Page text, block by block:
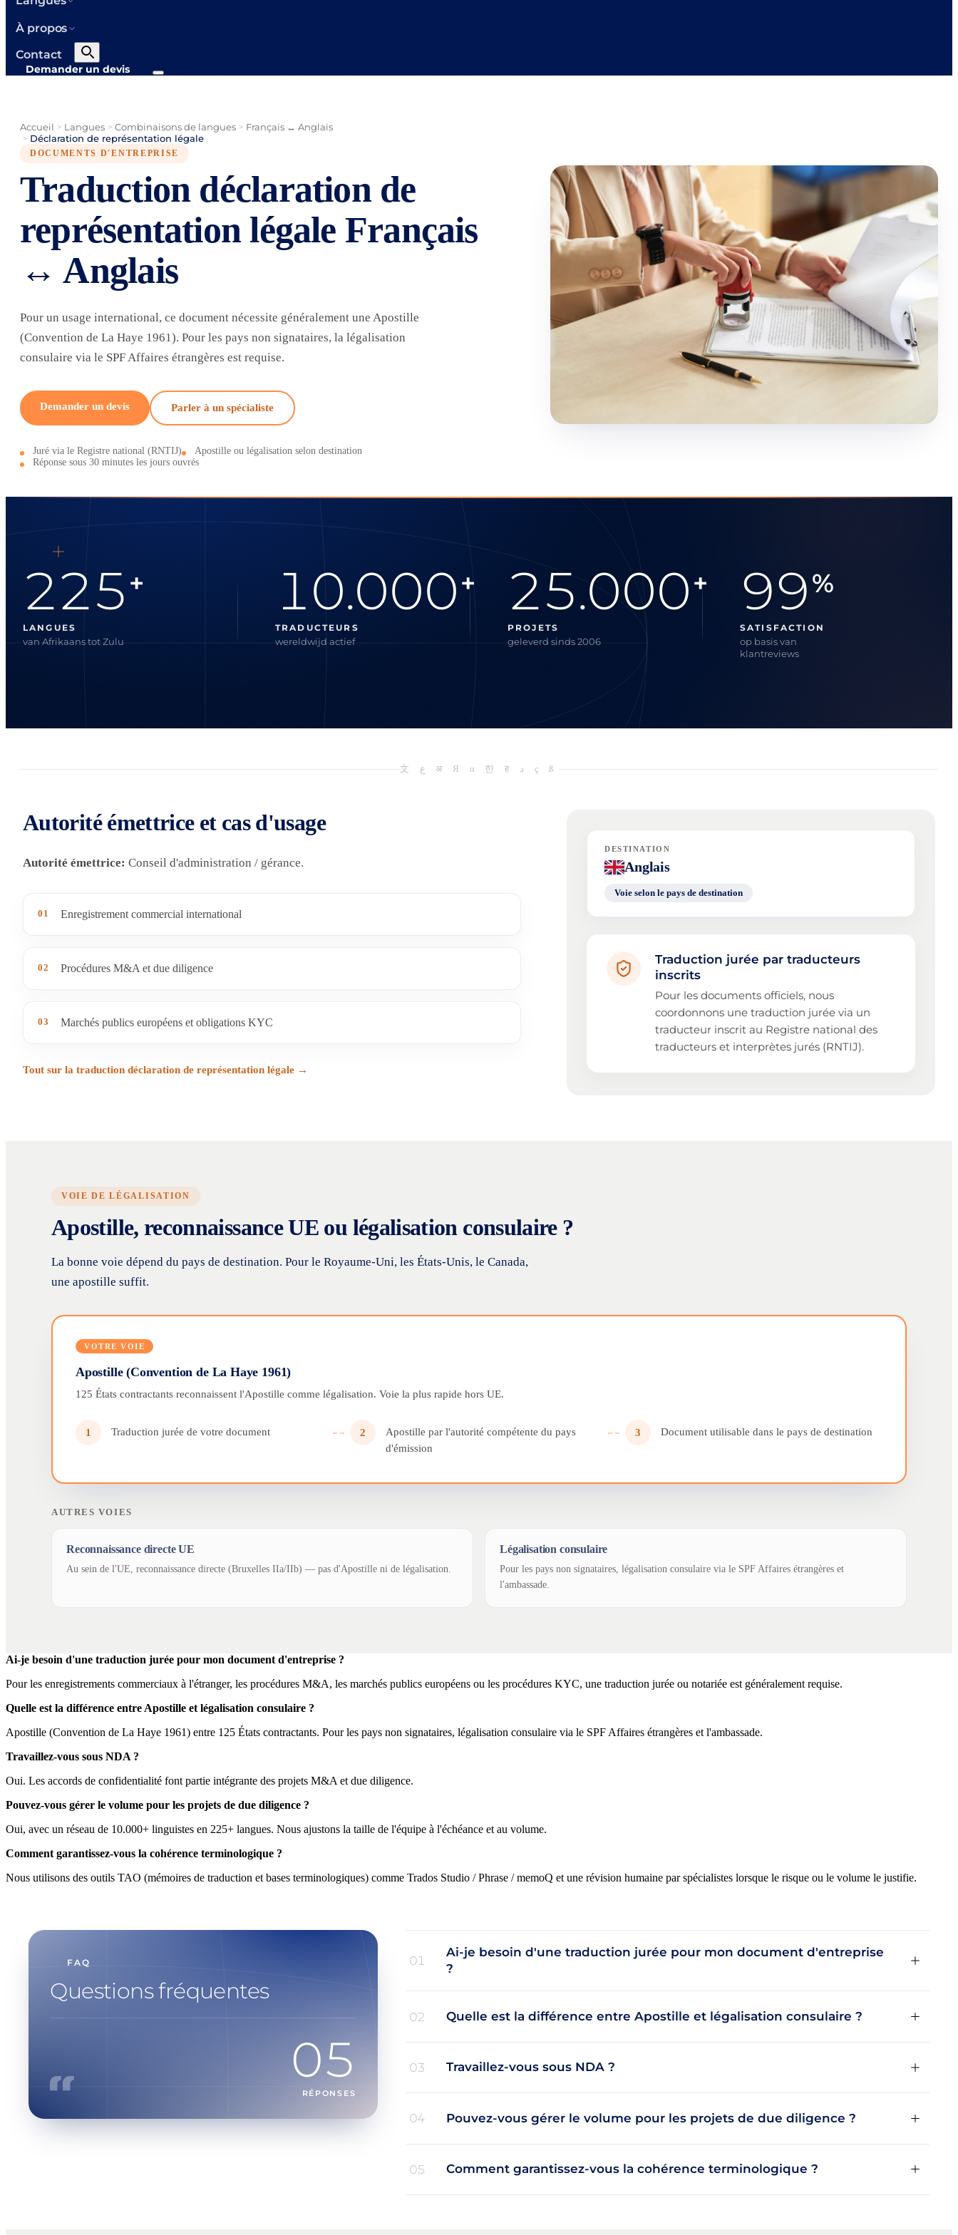
À propos
Contact
Demander un devis
Accueil > Langues > Combinaisons de langues > Français ↔ Anglais
> Déclaration de représentation légale
DOCUMENTS D'ENTREPRISE
Traduction déclaration de
représentation légale Français
↔ Anglais
Pour un usage international, ce document nécessite généralement une Apostille
(Convention de La Haye 1961). Pour les pays non signataires, la légalisation
consulaire via le SPF Affaires étrangères est requise.
Demander un devis Parler à un spécialiste
Juré via le Registre national (RNTIJ)
Apostille ou légalisation selon destination
Réponse sous 30 minutes les jours ouvrés
225 +
LANGUES
van Afrikaans tot Zulu
10.000+
TRADUCTEURS
wereldwijd actief
25.000+
PROJETS
geleverd sinds 2006
99%
SATISFACTION
op basis van
klantreviews
文 ع अ Я α 한 ह د ç ß
Autorité émettrice et cas d'usage
Autorité émettrice: Conseil d'administration / gérance.
01 Enregistrement commercial international
02 Procédures M&A et due diligence
03 Marchés publics européens et obligations KYC
Tout sur la traduction déclaration de représentation légale →
DESTINATION
Anglais
Voie selon le pays de destination
Traduction jurée par traducteurs
inscrits
Pour les documents officiels, nous
coordonnons une traduction jurée via un
traducteur inscrit au Registre national des
traducteurs et interprètes jurés (RNTIJ).
VOIE DE LÉGALISATION
Apostille, reconnaissance UE ou légalisation consulaire ?
La bonne voie dépend du pays de destination. Pour le Royaume-Uni, les États-Unis, le Canada,
une apostille suffit.
VOTRE VOIE
Apostille (Convention de La Haye 1961)
125 États contractants reconnaissent l'Apostille comme légalisation. Voie la plus rapide hors UE.
1 Traduction jurée de votre document 2
Apostille par l'autorité compétente du pays
d'émission
3 Document utilisable dans le pays de destination
AUTRES VOIES
Reconnaissance directe UE
Au sein de l'UE, reconnaissance directe (Bruxelles IIa/IIb) — pas d'Apostille ni de légalisation.
Légalisation consulaire
Pour les pays non signataires, légalisation consulaire via le SPF Affaires étrangères et
l'ambassade.
Ai-je besoin d'une traduction jurée pour mon document d'entreprise ?
Pour les enregistrements commerciaux à l'étranger, les procédures M&A, les marchés publics européens ou les procédures KYC, une traduction jurée ou notariée est généralement requise.
Quelle est la différence entre Apostille et légalisation consulaire ?
Apostille (Convention de La Haye 1961) entre 125 États contractants. Pour les pays non signataires, légalisation consulaire via le SPF Affaires étrangères et l'ambassade.
Travaillez-vous sous NDA ?
Oui. Les accords de confidentialité font partie intégrante des projets M&A et due diligence.
Pouvez-vous gérer le volume pour les projets de due diligence ?
Oui, avec un réseau de 10.000+ linguistes en 225+ langues. Nous ajustons la taille de l'équipe à l'échéance et au volume.
Comment garantissez-vous la cohérence terminologique ?
Nous utilisons des outils TAO (mémoires de traduction et bases terminologiques) comme Trados Studio / Phrase / memoQ et une révision humaine par spécialistes lorsque le risque ou le volume le justifie.
FAQ
Questions fréquentes
05
RÉPONSES
01
Ai-je besoin d'une traduction jurée pour mon document d'entreprise
?
02 Quelle est la différence entre Apostille et légalisation consulaire ?
03 Travaillez-vous sous NDA ?
04 Pouvez-vous gérer le volume pour les projets de due diligence ?
05 Comment garantissez-vous la cohérence terminologique ?